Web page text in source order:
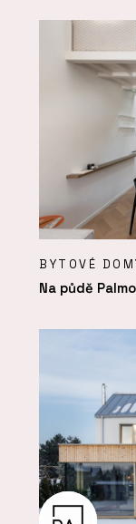
BYTOVÉ
Na půdě